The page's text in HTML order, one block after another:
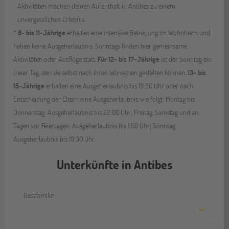
Aktivitäten machen deinen Aufenthalt in Antibes zu einem
unvergesslichen Erlebnis.
* 8- bis 11-Jährige erhalten eine intensive Betreuung im Wohnheim und
haben keine Ausgeherlaubnis. Sonntags finden hier gemeinsame
Aktivitäten oder Ausflüge statt. Für 12- bis 17-Jährige ist der Sonntag ein
freier Tag, den sie selbst nach ihren Wünschen gestalten können.13- bis
15-Jährige erhalten eine Ausgeherlaubnis bis 19:30 Uhr oder nach
Entscheidung der Eltern eine Ausgeherlaubnis wie folgt: Montag bis
Donnerstag: Ausgeherlaubnis bis 22:00 Uhr; Freitag, Samstag und an
Tagen vor Feiertagen: Ausgeherlaubnis bis 1:00 Uhr; Sonntag:
Ausgeherlaubnis bis 19:30 Uhr.
Unterkünfte in Antibes
Gastfamilie